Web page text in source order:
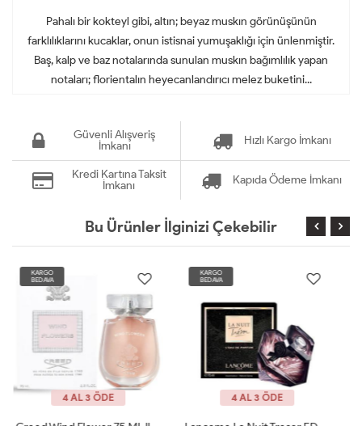
Pahalı bir kokteyl gibi, altın; beyaz muskın görünüşünün
farklılıklarını kucaklar, onun istisnai yumuşaklığı için ünlenmiştir.
Baş, kalp ve baz notalarında sunulan muskın bağımlılık yapan
notaları; florientalın heyecanlandırıcı melez buketini...
Güvenli Alışveriş
İmkanı
Hızlı Kargo İmkanı
Kredi Kartına Taksit
İmkanı
Kapıda Ödeme İmkanı
Bu Ürünler İlginizi Çekebilir
KARGO
BEDAVA
4 AL 3 ÖDE
KARGO
BEDAVA
4 AL 3 ÖDE